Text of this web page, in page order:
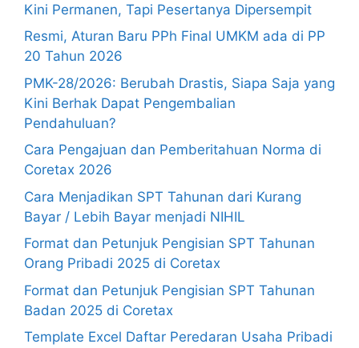
Kini Permanen, Tapi Pesertanya Dipersempit
Resmi, Aturan Baru PPh Final UMKM ada di PP
20 Tahun 2026
PMK-28/2026: Berubah Drastis, Siapa Saja yang
Kini Berhak Dapat Pengembalian
Pendahuluan?
Cara Pengajuan dan Pemberitahuan Norma di
Coretax 2026
Cara Menjadikan SPT Tahunan dari Kurang
Bayar / Lebih Bayar menjadi NIHIL
Format dan Petunjuk Pengisian SPT Tahunan
Orang Pribadi 2025 di Coretax
Format dan Petunjuk Pengisian SPT Tahunan
Badan 2025 di Coretax
Template Excel Daftar Peredaran Usaha Pribadi